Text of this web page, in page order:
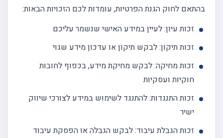
בהתאם לחוק הגנת הפרטיות, עומדות לכם הזכויות הבאות:
זכות עיון: לעיין במידע האישי שנשמר עליכם
זכות תיקון: לבקש תיקון או עדכון מידע שגוי
זכות מחיקה: לבקש מחיקת מידע, בכפוף לחובות
חוקיות ועסקיות
זכות התנגדות: להתנגד לשימוש במידע לצורכי שיווק
ישיר
זכות הגבלת עיבוד: לבקש הגבלה או הפסקת עיבוד